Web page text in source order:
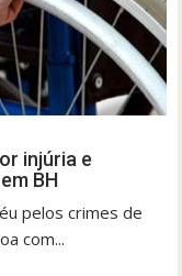
injúria e
BH
pelos crimes de
com...